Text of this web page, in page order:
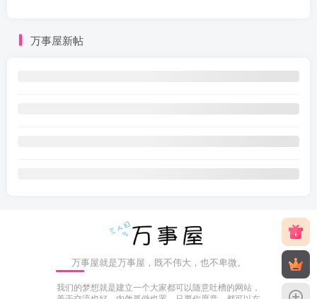
万事屋新帖
万事屋就是万事屋，既不伟大，也不卑微。
我们的梦想就是建立一个大家都可以随意吐槽的网站，